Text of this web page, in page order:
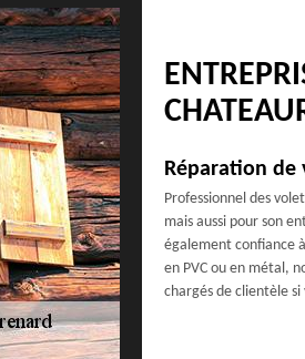
Réparation de
Professionnel des
mais aussi pour son
également confiance
en PVC ou en métal,
chargés de clientèle si